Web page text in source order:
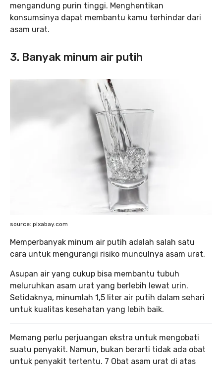
mengandung purin tinggi. Menghentikan
konsumsinya dapat membantu kamu terhindar dari
asam urat.
3. Banyak minum air putih
source: pixabay.com
Memperbanyak minum air putih adalah salah satu
cara untuk mengurangi risiko munculnya asam urat.
Asupan air yang cukup bisa membantu tubuh
meluruhkan asam urat yang berlebih lewat urin.
Setidaknya, minumlah 1,5 liter air putih dalam sehari
untuk kualitas kesehatan yang lebih baik.
Memang perlu perjuangan ekstra untuk mengobati
suatu penyakit. Namun, bukan berarti tidak ada obat
untuk penyakit tertentu. 7 Obat asam urat di atas